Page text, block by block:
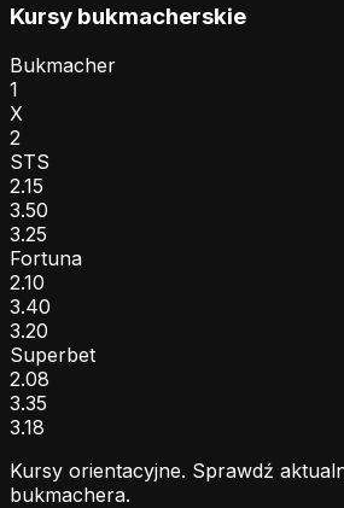
Kursy bukmacherskie
Bukmacher
1
X
2
STS
2.15
3.50
3.25
Fortuna
2.10
3.40
3.20
Superbet
2.08
3.35
3.18
Kursy orientacyjne. Sprawdź
bukmachera.